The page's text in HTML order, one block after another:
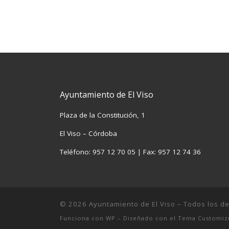
Ayuntamiento de El Viso
Plaza de la Constitución, 1
El Viso – Córdoba
Teléfono: 957 12 70 05 | Fax: 957 12 74 36
© 2026 Ayuntamiento de El Viso – Todos los
Funciona con WP – Diseñado con el Tema